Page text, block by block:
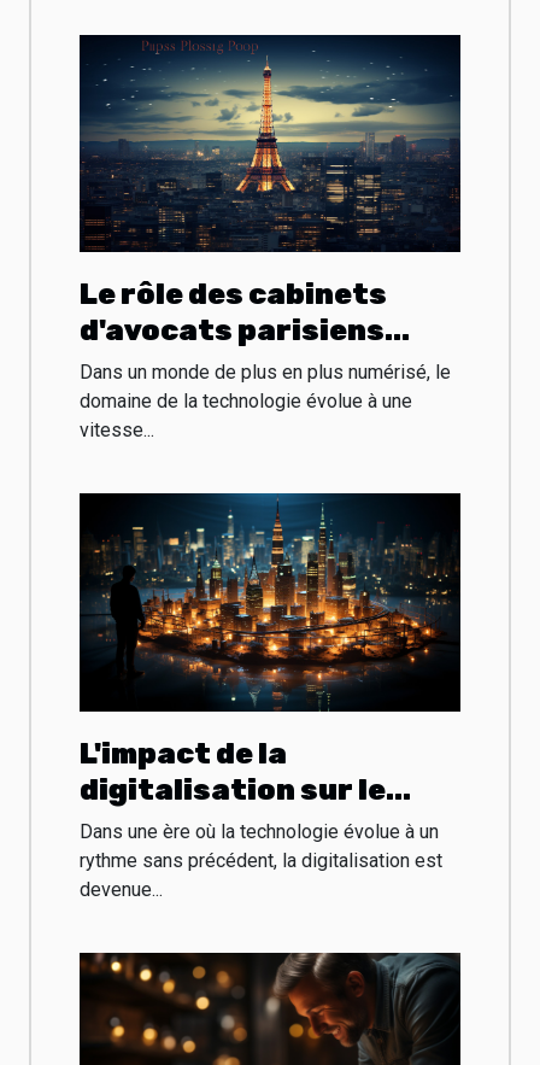
Le rôle des cabinets
d'avocats parisiens
dans le domaine de la
technologie
Dans un monde de plus en plus numérisé, le
domaine de la technologie évolue à une
vitesse...
L'impact de la
digitalisation sur le
monde des entreprises
Dans une ère où la technologie évolue à un
rythme sans précédent, la digitalisation est
devenue...